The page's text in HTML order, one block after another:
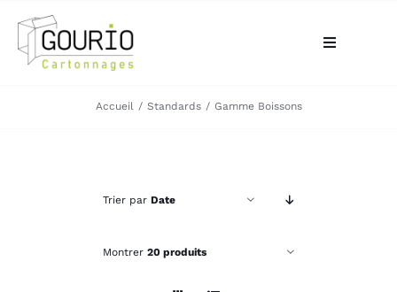
contenu
Toggle
VOTRE BESOIN
Accueil Standards Gamme Boissons
Trier par Date
Montrer 20 produits